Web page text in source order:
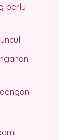
perlu